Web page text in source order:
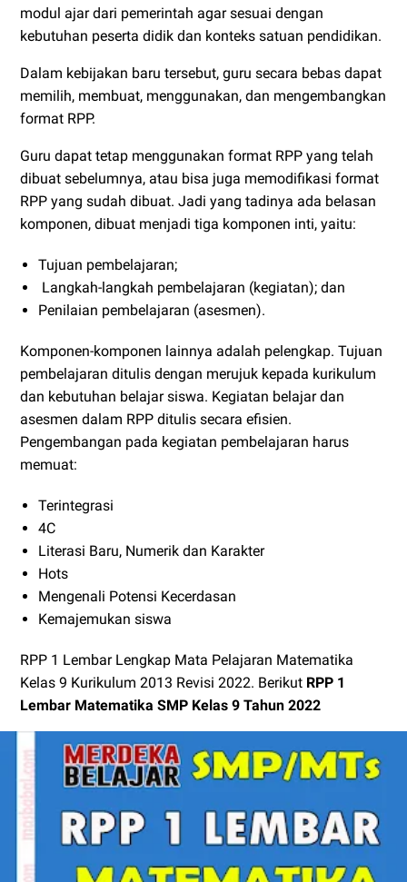
modul ajar dari pemerintah agar sesuai dengan
kebutuhan peserta didik dan konteks satuan pendidikan.
Dalam kebijakan baru tersebut, guru secara bebas dapat
memilih, membuat, menggunakan, dan mengembangkan
format RPP.
Guru dapat tetap menggunakan format RPP yang telah
dibuat sebelumnya, atau bisa juga memodifikasi format
RPP yang sudah dibuat. Jadi yang tadinya ada belasan
komponen, dibuat menjadi tiga komponen inti, yaitu:
Tujuan pembelajaran;
Langkah-langkah pembelajaran (kegiatan); dan
Penilaian pembelajaran (asesmen).
Komponen-komponen lainnya adalah pelengkap. Tujuan
pembelajaran ditulis dengan merujuk kepada kurikulum
dan kebutuhan belajar siswa. Kegiatan belajar dan
asesmen dalam RPP ditulis secara efisien.
Pengembangan pada kegiatan pembelajaran harus
memuat:
Terintegrasi
4C
Literasi Baru, Numerik dan Karakter
Hots
Mengenali Potensi Kecerdasan
Kemajemukan siswa
RPP 1 Lembar Lengkap Mata Pelajaran Matematika
Kelas 9 Kurikulum 2013 Revisi 2022. Berikut RPP 1
Lembar Matematika SMP Kelas 9 Tahun 2022